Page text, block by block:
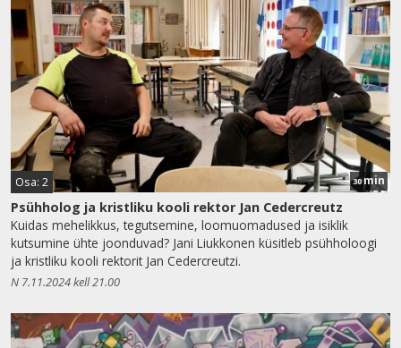
Osa: 2 30min
Psühholog ja kristliku kooli rektor Jan Cedercreutz
Kuidas mehelikkus, tegutsemine, loomuomadused ja isiklik
kutsumine ühte joonduvad? Jani Liukkonen küsitleb psühholoogi
ja kristliku kooli rektorit Jan Cedercreutzi.
N 7.11.2024 kell 21.00